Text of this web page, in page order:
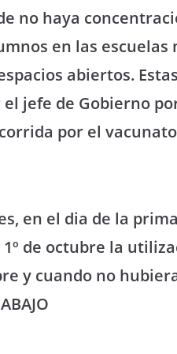
no haya
en las
abiertos.
jefe de Gobierno
por el
en el dia de la
de octubre la
y cuando no